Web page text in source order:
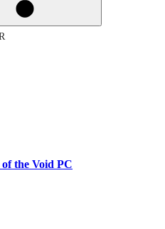
the Void PC